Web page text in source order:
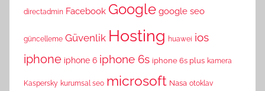
directadmin Facebook Google google seo
güncelleme Güvenlik Hosting huawei ios
iphone iphone 6 iphone 6s iphone 6s plus kamera
Kaspersky kurumsal seo microsoft Nasa otoklav